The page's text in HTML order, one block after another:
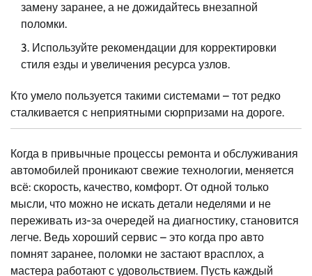
замену заранее, а не дожидайтесь внезапной
поломки.
Используйте рекомендации для корректировки
стиля езды и увеличения ресурса узлов.
Кто умело пользуется такими системами – тот редко
сталкивается с неприятными сюрпризами на дороге.
Когда в привычные процессы ремонта и обслуживания
автомобилей проникают свежие технологии, меняется
всё: скорость, качество, комфорт. От одной только
мысли, что можно не искать детали неделями и не
переживать из-за очередей на диагностику, становится
легче. Ведь хороший сервис – это когда про авто
помнят заранее, поломки не застают врасплох, а
мастера работают с удовольствием. Пусть каждый